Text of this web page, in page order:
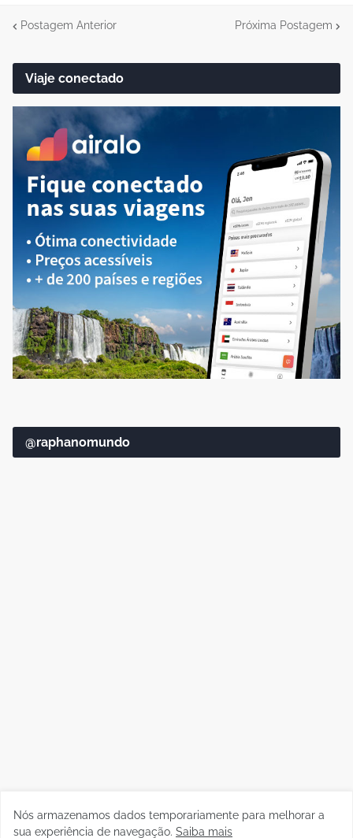
Postagem Anterior Próxima Postagem
Viaje conectado
@raphanomundo
Nós armazenamos dados temporariamente para melhorar a
sua experiência de navegação. Saiba mais